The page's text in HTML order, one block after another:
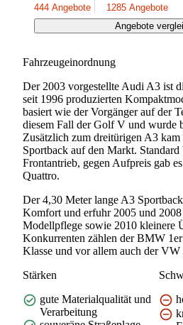
444 Angebote
1285 Angebote
Angebote
Fahrzeugeinordnung
Der 2003 vorgestellte Audi A3 ist
seit 1996 produzierten
basiert wie der Vorgänger auf der
diesem Fall der Golf V und wurde
Zusätzlich zum dreitürigen A3
Sportback auf den Markt.
Frontantrieb, gegen Aufpreis gab
Quattro.
Der 4,30 Meter lange A3
Komfort und erfuhr 2005 und
Modellpflege sowie 2010 kleinere
Konkurrenten zählen der BMW
Klasse und vor allem auch der
Stärken
gute Materialqualität und
Verarbeitung